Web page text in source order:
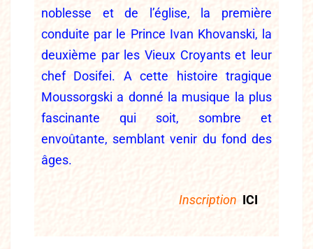
noblesse et de l’église, la première
conduite par le Prince Ivan Khovanski, la
deuxième par les Vieux Croyants et leur
chef Dosifei. A cette histoire tragique
Moussorgski a donné la musique la plus
fascinante qui soit, sombre et
envoûtante, semblant venir du fond des
âges.
Inscription ICI